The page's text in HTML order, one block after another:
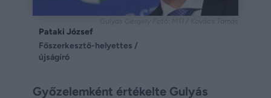
Pataki József
Főszerkesztő-helyettes /
újságíró
Győzelemként értékelte Gulyás